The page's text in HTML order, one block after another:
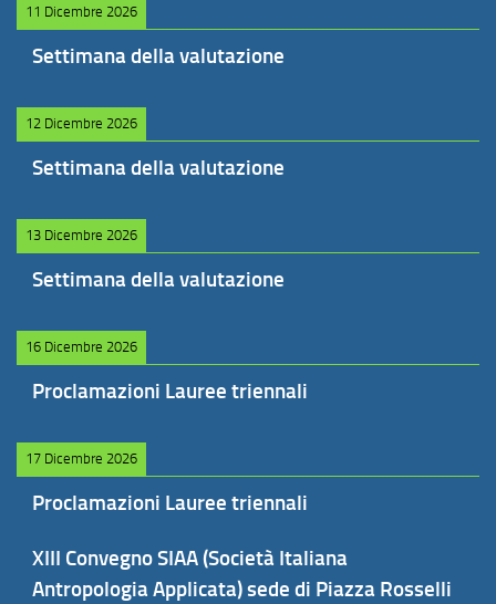
11 Dicembre 2026
Settimana della valutazione
12 Dicembre 2026
Settimana della valutazione
13 Dicembre 2026
Settimana della valutazione
16 Dicembre 2026
Proclamazioni Lauree triennali
17 Dicembre 2026
Proclamazioni Lauree triennali
XIII Convegno SIAA (Società Italiana
Antropologia Applicata) sede di Piazza Rosselli